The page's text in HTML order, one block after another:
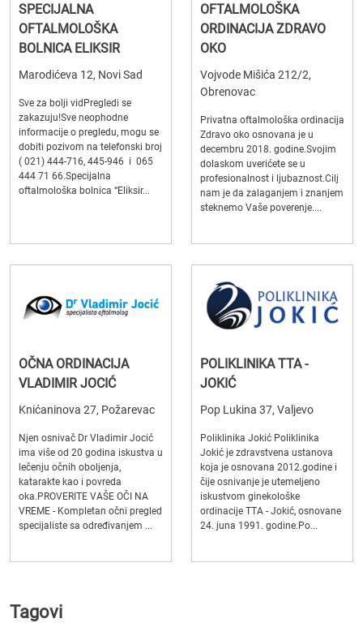
SPECIJALNA
OFTALMOLOŠKA
BOLNICA ELIKSIR
Marodićeva 12, Novi Sad
Sve za bolji vidPregledi se
zakazuju!Sve neophodne
informacije o pregledu, mogu se
dobiti pozivom na telefonski broj
( 021) 444-716, 445-946 i 065
444 71 66.Specijalna
oftalmološka bolnica “Eliksir...
OFTALMOLOŠKA
ORDINACIJA ZDRAVO
OKO
Vojvode Mišića 212/2,
Obrenovac
Privatna oftalmološka ordinacija
Zdravo oko osnovana je u
decembru 2018. godine.Svojim
dolaskom uverićete se u
profesionalnost i ljubaznost.Cilj
nam je da zalaganjem i znanjem
steknemo Vaše poverenje....
OČNA ORDINACIJA
VLADIMIR JOCIĆ
Knićaninova 27, Požarevac
Njen osnivač Dr Vladimir Jocić
ima više od 20 godina iskustva u
lečenju očnih oboljenja,
katarakte kao i povreda
oka.PROVERITE VAŠE OČI NA
VREME - Kompletan očni pregled
specijaliste sa određivanjem ...
POLIKLINIKA TTA -
JOKIĆ
Pop Lukina 37, Valjevo
Poliklinika Jokić Poliklinika
Jokić je zdravstvena ustanova
koja je osnovana 2012.godine i
čije osnivanje je utemeljeno
iskustvom ginekološke
ordinacije TTA - Jokić, osnovane
24. juna 1991. godine.Po...
Tagovi